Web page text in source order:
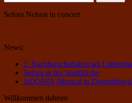
nach:
Sefora Nelson in concert
News:
2. Nachbarschaftsfest am
Sefora in der Stadtkirche
ADONIA-Musical in
Willkommen daheim